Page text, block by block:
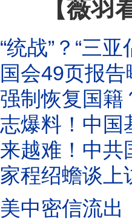
【薇羽
倡议”十五年暗线：华为顾
光！中共如何监听到川普
籍？年轻人小红书发问
基因编辑致死六岁女童黑幕
共国务院出台新规，全
访见闻：上海人上访有多难
萨克手把手教石正丽公关；解密